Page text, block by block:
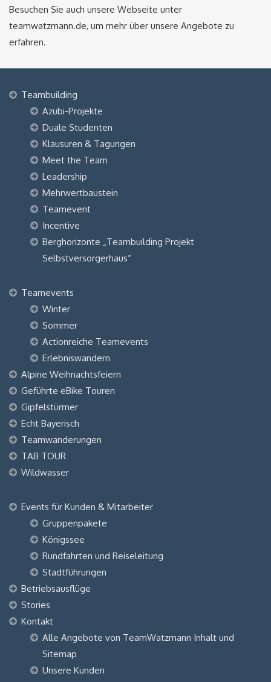
Besuchen Sie auch unsere Webseite unter
teamwatzmann.de, um mehr über unsere Angebote zu
erfahren.
Teambuilding
Azubi-Projekte
Duale Studenten
Klausuren & Tagungen
Meet the Team
Leadership
Mehrwertbaustein
Teamevent
Incentive
Berghorizonte „Teambuilding Projekt
Selbstversorgerhaus“
Teamevents
Winter
Sommer
Actionreiche Teamevents
Erlebniswandern
Alpine Weihnachtsfeiern
Geführte eBike Touren
Gipfelstürmer
Echt Bayerisch
Teamwanderungen
TAB TOUR
Wildwasser
Events für Kunden & Mitarbeiter
Gruppenpakete
Königssee
Rundfahrten und Reiseleitung
Stadtführungen
Betriebsausflüge
Stories
Kontakt
Alle Angebote von TeamWatzmann Inhalt und
Sitemap
Unsere Kunden